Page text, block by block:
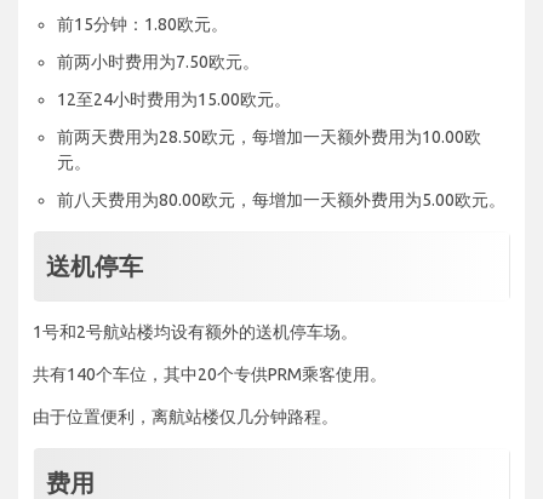
前15分钟：1.80欧元。
前两小时费用为7.50欧元。
12至24小时费用为15.00欧元。
前两天费用为28.50欧元，每增加一天额外费用为10.00欧
元。
前八天费用为80.00欧元，每增加一天额外费用为5.00欧元。
送机停车
1号和2号航站楼均设有额外的送机停车场。
共有140个车位，其中20个专供PRM乘客使用。
由于位置便利，离航站楼仅几分钟路程。
费用